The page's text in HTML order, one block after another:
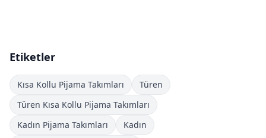
Etiketler
Kısa Kollu Pijama Takımları
Türen
Türen Kısa Kollu Pijama Takımları
Kadın Pijama Takımları
Kadın